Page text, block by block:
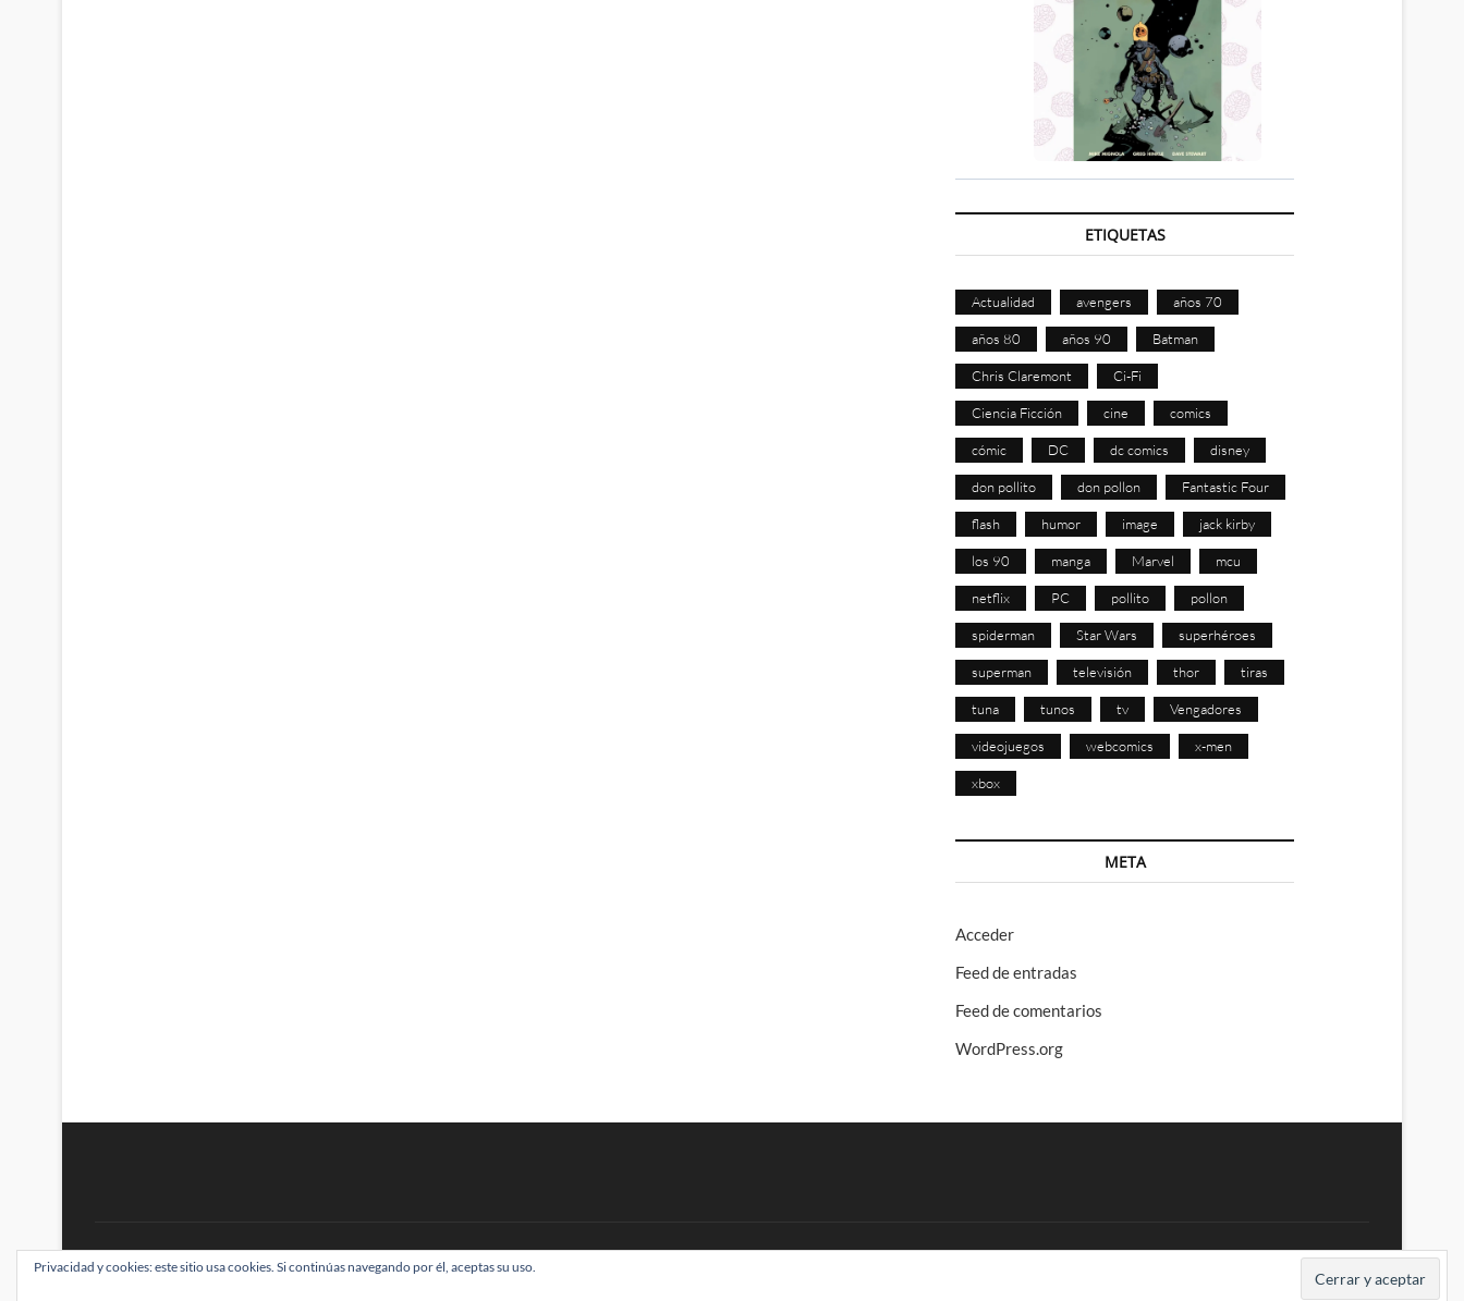
ETIQUETAS
Actualidad avengers años 70
años 80 años 90 Batman
Chris Claremont Ci-Fi
Ciencia Ficción cine comics
cómic DC dc comics disney
don pollito don pollon Fantastic Four
flash humor image jack kirby
los 90 manga Marvel mcu
netflix PC pollito pollon
spiderman Star Wars superhéroes
superman televisión thor tiras
tuna tunos tv Vengadores
videojuegos webcomics x-men
xbox
META
Acceder
Feed de entradas
Feed de comentarios
WordPress.org
BRAINSTOMPING| Diseñado por:Theme Freesia|WordPress| © Todos los derechos reservados
Privacidad y cookies: este sitio usa cookies. Si continúas navegando por él, aceptas su uso.